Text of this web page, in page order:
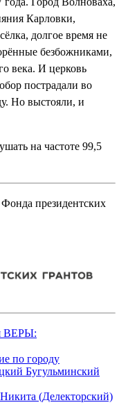
Карловки,
долгое время не
безбожниками,
века. И церковь
пострадали во
Но выстояли, и
на частоте 99,5
президентских
ВЕРЫ:
по городу
Бугульминский
(Делекторский)